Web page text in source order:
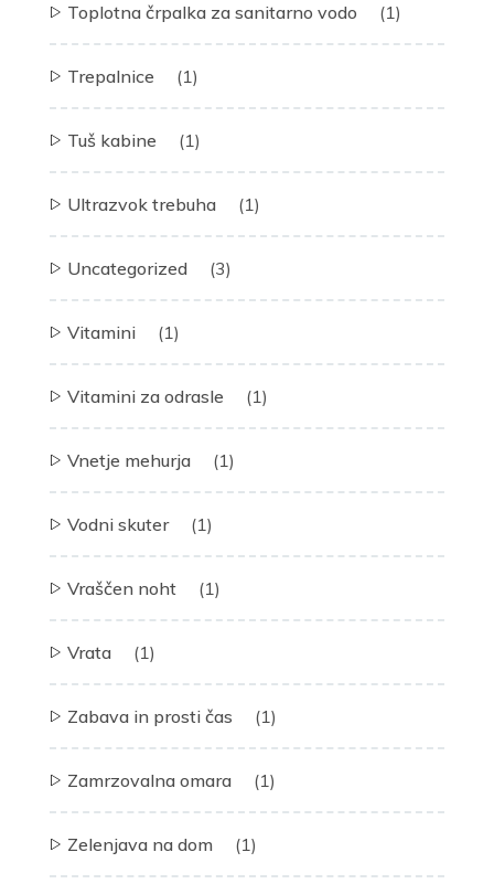
Toplotna črpalka za sanitarno vodo (1)
Trepalnice (1)
Tuš kabine (1)
Ultrazvok trebuha (1)
Uncategorized (3)
Vitamini (1)
Vitamini za odrasle (1)
Vnetje mehurja (1)
Vodni skuter (1)
Vraščen noht (1)
Vrata (1)
Zabava in prosti čas (1)
Zamrzovalna omara (1)
Zelenjava na dom (1)